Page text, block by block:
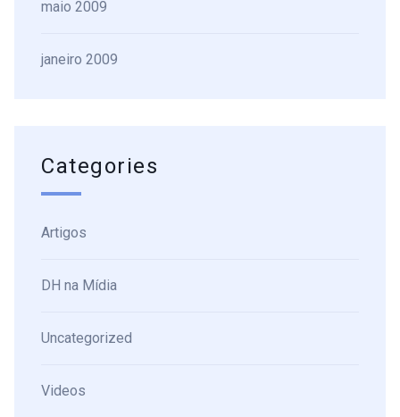
maio 2009
janeiro 2009
Categories
Artigos
DH na Mídia
Uncategorized
Videos